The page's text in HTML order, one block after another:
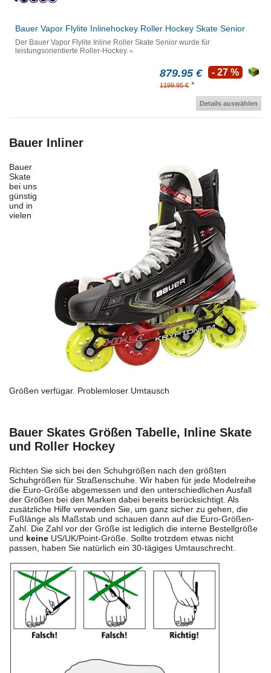
Bauer Vapor Flylite Inlinehockey Roller Hockey Skate Senior
Der Bauer Vapor Flylite Inline Roller Skate Senior wurde für
leistungsorientierte Roller-Hockey.
879.95 €
1199.95 € *
- 27 %
Details auswählen
Bauer Inliner
Bauer
Skate
bei uns
günstig
und in
vielen
Größen verfügar. Problemloser Umtausch
Bauer Skates Größen Tabelle, Inline Skate
und Roller Hockey
Richten Sie sich bei den Schuhgrößen nach den größten
Schuhgrößen für Straßenschuhe. Wir haben für jede Modelreihe
die Euro-Größe abgemessen und den unterschiedlichen Ausfall
der Größen bei den Marken dabei bereits berücksichtigt. Als
zusätzliche Hilfe verwenden Sie, um ganz sicher zu gehen, die
Fußlänge als Maßstab und schauen dann auf die Euro-Größen-
Zahl. Die Zahl vor der Größe ist lediglich die interne Bestellgröße
und keine US/UK/Point-Größe. Sollte trotzdem etwas nicht
passen, haben Sie natürlich ein 30-tägiges Umtauschrecht.